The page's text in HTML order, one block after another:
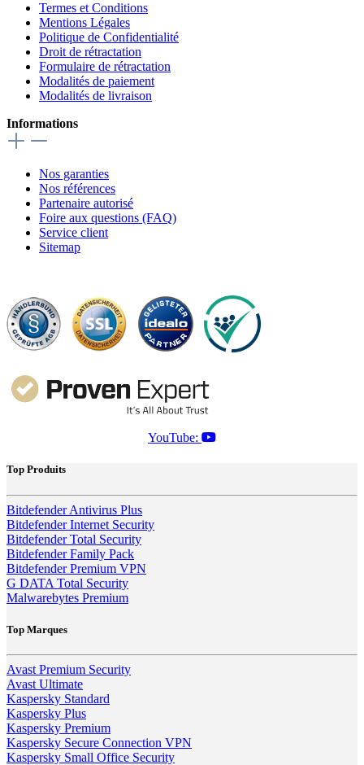
Termes et Conditions
Mentions Légales
Politique de Confidentialité
Droit de rétractation
Formulaire de rétractation
Modalités de paiement
Modalités de livraison
Informations
Nos garanties
Nos références
Partenaire autorisé
Foire aux questions (FAQ)
Service client
Sitemap
YouTube:
Top Produits
Bitdefender Antivirus Plus
Bitdefender Internet Security
Bitdefender Total Security
Bitdefender Family Pack
Bitdefender Premium VPN
G DATA Total Security
Malwarebytes Premium
Top Marques
Avast Premium Security
Avast Ultimate
Kaspersky Standard
Kaspersky Plus
Kaspersky Premium
Kaspersky Secure Connection VPN
Kaspersky Small Office Security